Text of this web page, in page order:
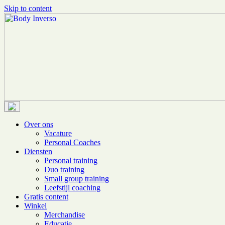
Skip to content
Body Inverso
Personal Training Boutique
Over ons
Vacature
Personal Coaches
Diensten
Personal training
Duo training
Small group training
Leefstijl coaching
Gratis content
Winkel
Merchandise